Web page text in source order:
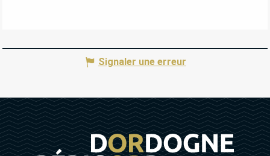
Signaler une erreur